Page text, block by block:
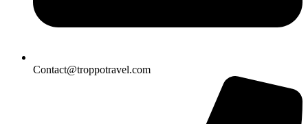
Contact@troppotravel.com